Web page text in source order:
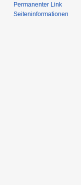
Permanenter Link
Seiten­­informationen